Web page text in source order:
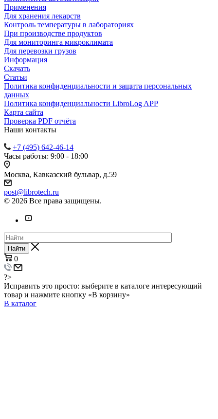
Применения
Для хранения лекарств
Контроль температуры в лабораториях
При производстве продуктов
Для мониторинга микроклимата
Для перевозки грузов
Информация
Скачать
Статьи
Политика конфиденциальности и защита персональных
данных
Политика конфиденциальности LibroLog APP
Карта сайта
Проверка PDF отчёта
Наши контакты
+7 (495) 642-46-14
Часы работы: 9:00 - 18:00
Москва, Кавказский бульвар, д.59
post@librotech.ru
© 2026 Все права защищены.
Найти
0
?>
Исправить это просто: выберите в каталоге интересующий
товар и нажмите кнопку «В корзину»
В каталог